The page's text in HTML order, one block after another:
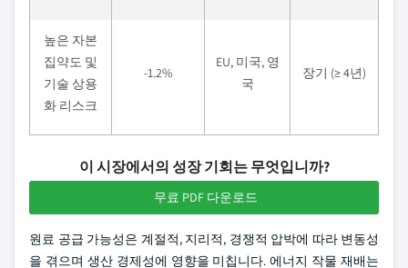
높은 자본
집약도 및
기술 상용
화 리스크
-1.2%
EU, 미국, 영
국
장기 (≥ 4년)
이 시장에서의 성장 기회는 무엇입니까?
무료 PDF 다운로드
원료 공급 가능성은 계절적, 지리적, 경쟁적 압박에 따라 변동성
을 겪으며 생산 경제성에 영향을 미칩니다. 에너지 작물 재배는